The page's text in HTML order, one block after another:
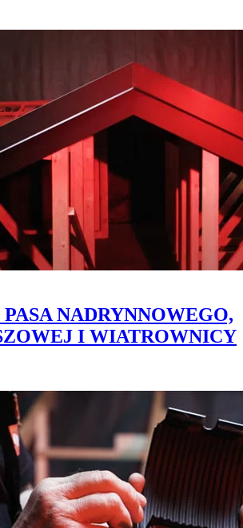
NADRYNNOWEGO,
I WIATROWNICY